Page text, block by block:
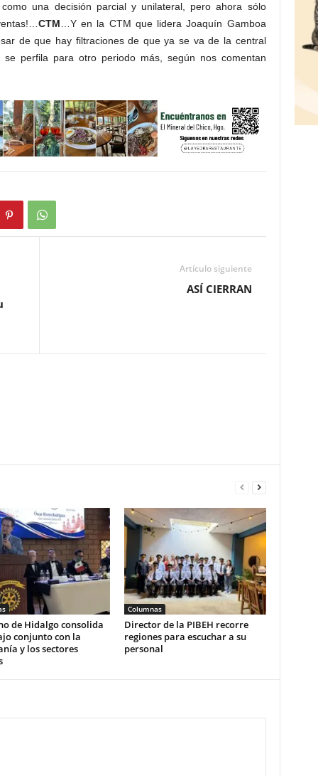
una decisión parcial y unilateral, pero ahora sólo
CTM …Y en la CTM que lidera Joaquín Gamboa
de que hay filtraciones de que ya se va de la central
perfila para otro periodo más, según nos comentan
Artículo siguiente
ASÍ CIERRAN
de Hidalgo consolida
conjunto con la
y los sectores
Columnas
Director de la PIBEH recorre
regiones para escuchar a su
personal